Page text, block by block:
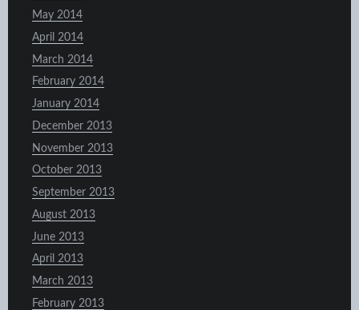
May 2014
April 2014
March 2014
February 2014
January 2014
December 2013
November 2013
October 2013
September 2013
August 2013
June 2013
April 2013
March 2013
February 2013